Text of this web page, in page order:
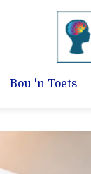
Bou 'n Toets